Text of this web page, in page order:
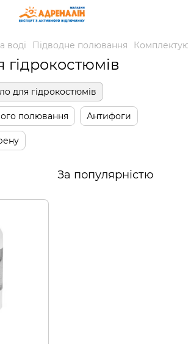
воді Підводне полювання
для гідрокостюмів
полювання Антифоги
За популярністю